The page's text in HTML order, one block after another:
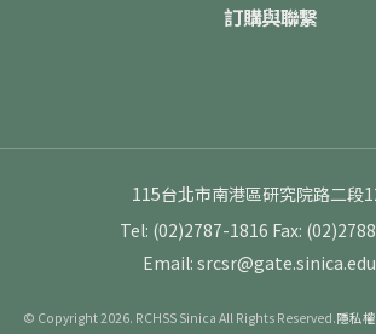
訂購與聯繫
115台北市南港區研究院路二段
Tel: (02)2787-1816 Fax:
Email:
© Copyright 2026. RCHSS Sinica All Rights Reserved.隱私